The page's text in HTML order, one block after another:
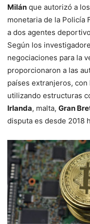
Milán que autorizó a
monetaria de la Policía
a dos agentes
Según los
negociaciones para la
proporcionaron a las
países extranjeros, con
utilizando estructuras
Irlanda, malta, Gran
disputa es desde 2018